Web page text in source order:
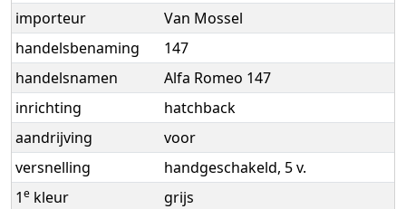
importeur
Van Mossel
handelsbenaming
147
handelsnamen
Alfa Romeo 147
inrichting
hatchback
aandrijving
voor
versnelling
handgeschakeld, 5 v.
1e kleur
grijs